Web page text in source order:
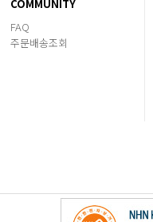
COMMUNITY
FAQ
주문배송조회